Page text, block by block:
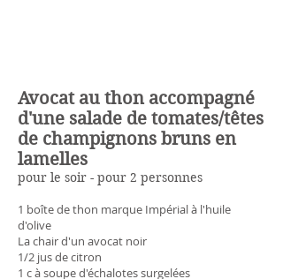
Avocat au thon accompagné
d'une salade de tomates/têtes
de champignons bruns en
lamelles
pour le soir - pour 2 personnes
1 boîte de thon marque Impérial à l'huile
d'olive
La chair d'un avocat noir
1/2 jus de citron
1 c à soupe d'échalotes surgelées